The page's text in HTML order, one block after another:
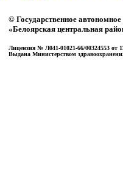
© Государственное
«Белоярская центральная
Лицензия № Л041-01021-66/00324553 от
Выдана Министерством